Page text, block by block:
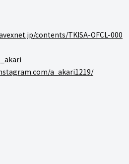
contents/TKISA-OFCL-000
a_akari1219/